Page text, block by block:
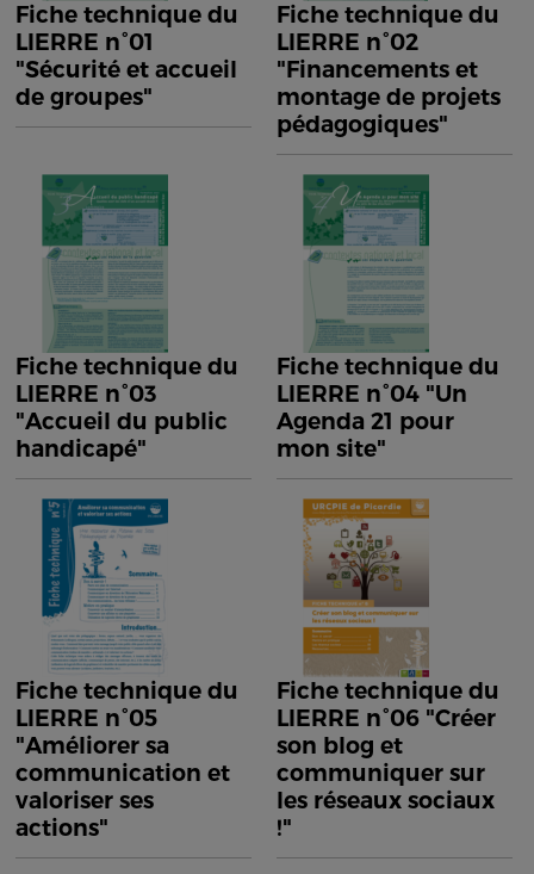
Fiche technique du
LIERRE n°01
"Sécurité et accueil
de groupes"
Fiche technique du
LIERRE n°02
"Financements et
montage de projets
pédagogiques"
Fiche technique du
LIERRE n°03
"Accueil du public
handicapé"
Fiche technique du
LIERRE n°04 "Un
Agenda 21 pour
mon site"
Fiche technique du
LIERRE n°05
"Améliorer sa
communication et
valoriser ses
actions"
Fiche technique du
LIERRE n°06 "Créer
son blog et
communiquer sur
les réseaux sociaux
!"